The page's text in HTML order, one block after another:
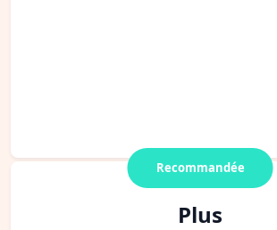
Recommandée
Plus